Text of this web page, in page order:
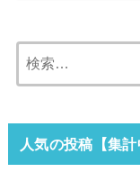
人気の投稿【集計